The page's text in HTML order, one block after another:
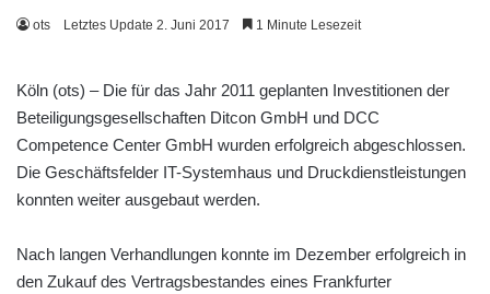
ots Letztes Update 2. Juni 2017 1 Minute Lesezeit
Köln (ots) – Die für das Jahr 2011 geplanten Investitionen der
Beteiligungsgesellschaften Ditcon GmbH und DCC
Competence Center GmbH wurden erfolgreich abgeschlossen.
Die Geschäftsfelder IT-Systemhaus und Druckdienstleistungen
konnten weiter ausgebaut werden.
Nach langen Verhandlungen konnte im Dezember erfolgreich in
den Zukauf des Vertragsbestandes eines Frankfurter